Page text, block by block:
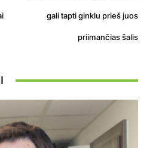
gali tapti ginklu prieš juos
priimančias šalis